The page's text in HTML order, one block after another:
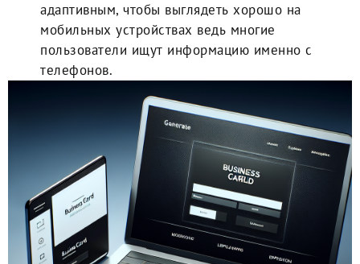
адаптивным, чтобы выглядеть хорошо на
мобильных устройствах ведь многие
пользователи ищут информацию именно с
телефонов.